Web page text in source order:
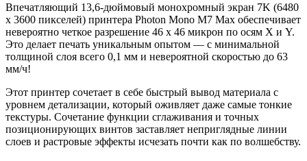
Впечатляющий 13,6-дюймовый монохромный экран 7K (6480
x 3600 пикселей) принтера Photon Mono M7 Max обеспечивает
невероятно четкое разрешение 46 x 46 микрон по осям X и Y.
Это делает печать уникальным опытом — с минимальной
толщиной слоя всего 0,1 мм и невероятной скоростью до 63
мм/ч!
Этот принтер сочетает в себе быстрый вывод материала с
уровнем детализации, который оживляет даже самые тонкие
текстуры. Сочетание функции сглаживания и точных
позиционирующих винтов заставляет неприглядные линии
слоев и растровые эффекты исчезать почти как по волшебству.